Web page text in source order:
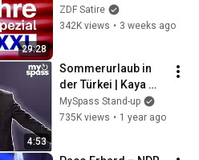
29:28
Sketch History
Spezialfolge
ZDF Satire
342K views • 3 weeks ago
4:53
Sommerurlaub in
der Türkei | Kaya
Yanar - Cindy & die
jungen Wilden
MySpass Stand-up
735K views • 1 year ago